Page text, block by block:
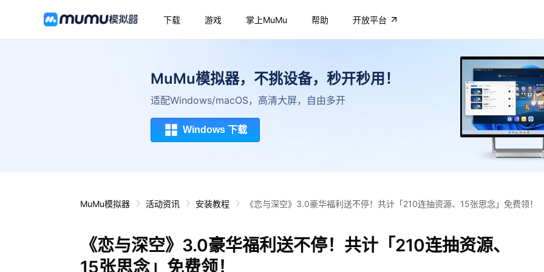
下载 游戏 掌上MuMu 帮助 开放平台
MuMu模拟器，不挑设备，秒开秒用！
适配Windows/macOS，高清大屏，自由多开
Windows 下载
MuMu模拟器 活动资讯 安装教程 《恋与深空》3.0豪华福利送不停！共计「210连抽资源、15张思念」免费领！
《恋与深空》3.0豪华福利送不停！共计「210连抽资源、
15张思念」免费领！